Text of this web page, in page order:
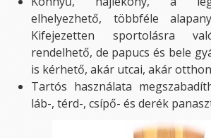
elhelyezhető, többféle
Kifejezetten sportolásra
rendelhető, de papucs és bele
is kérhető, akár utcai, akár
Tartós használata
láb-, térd-, csípő- és derék